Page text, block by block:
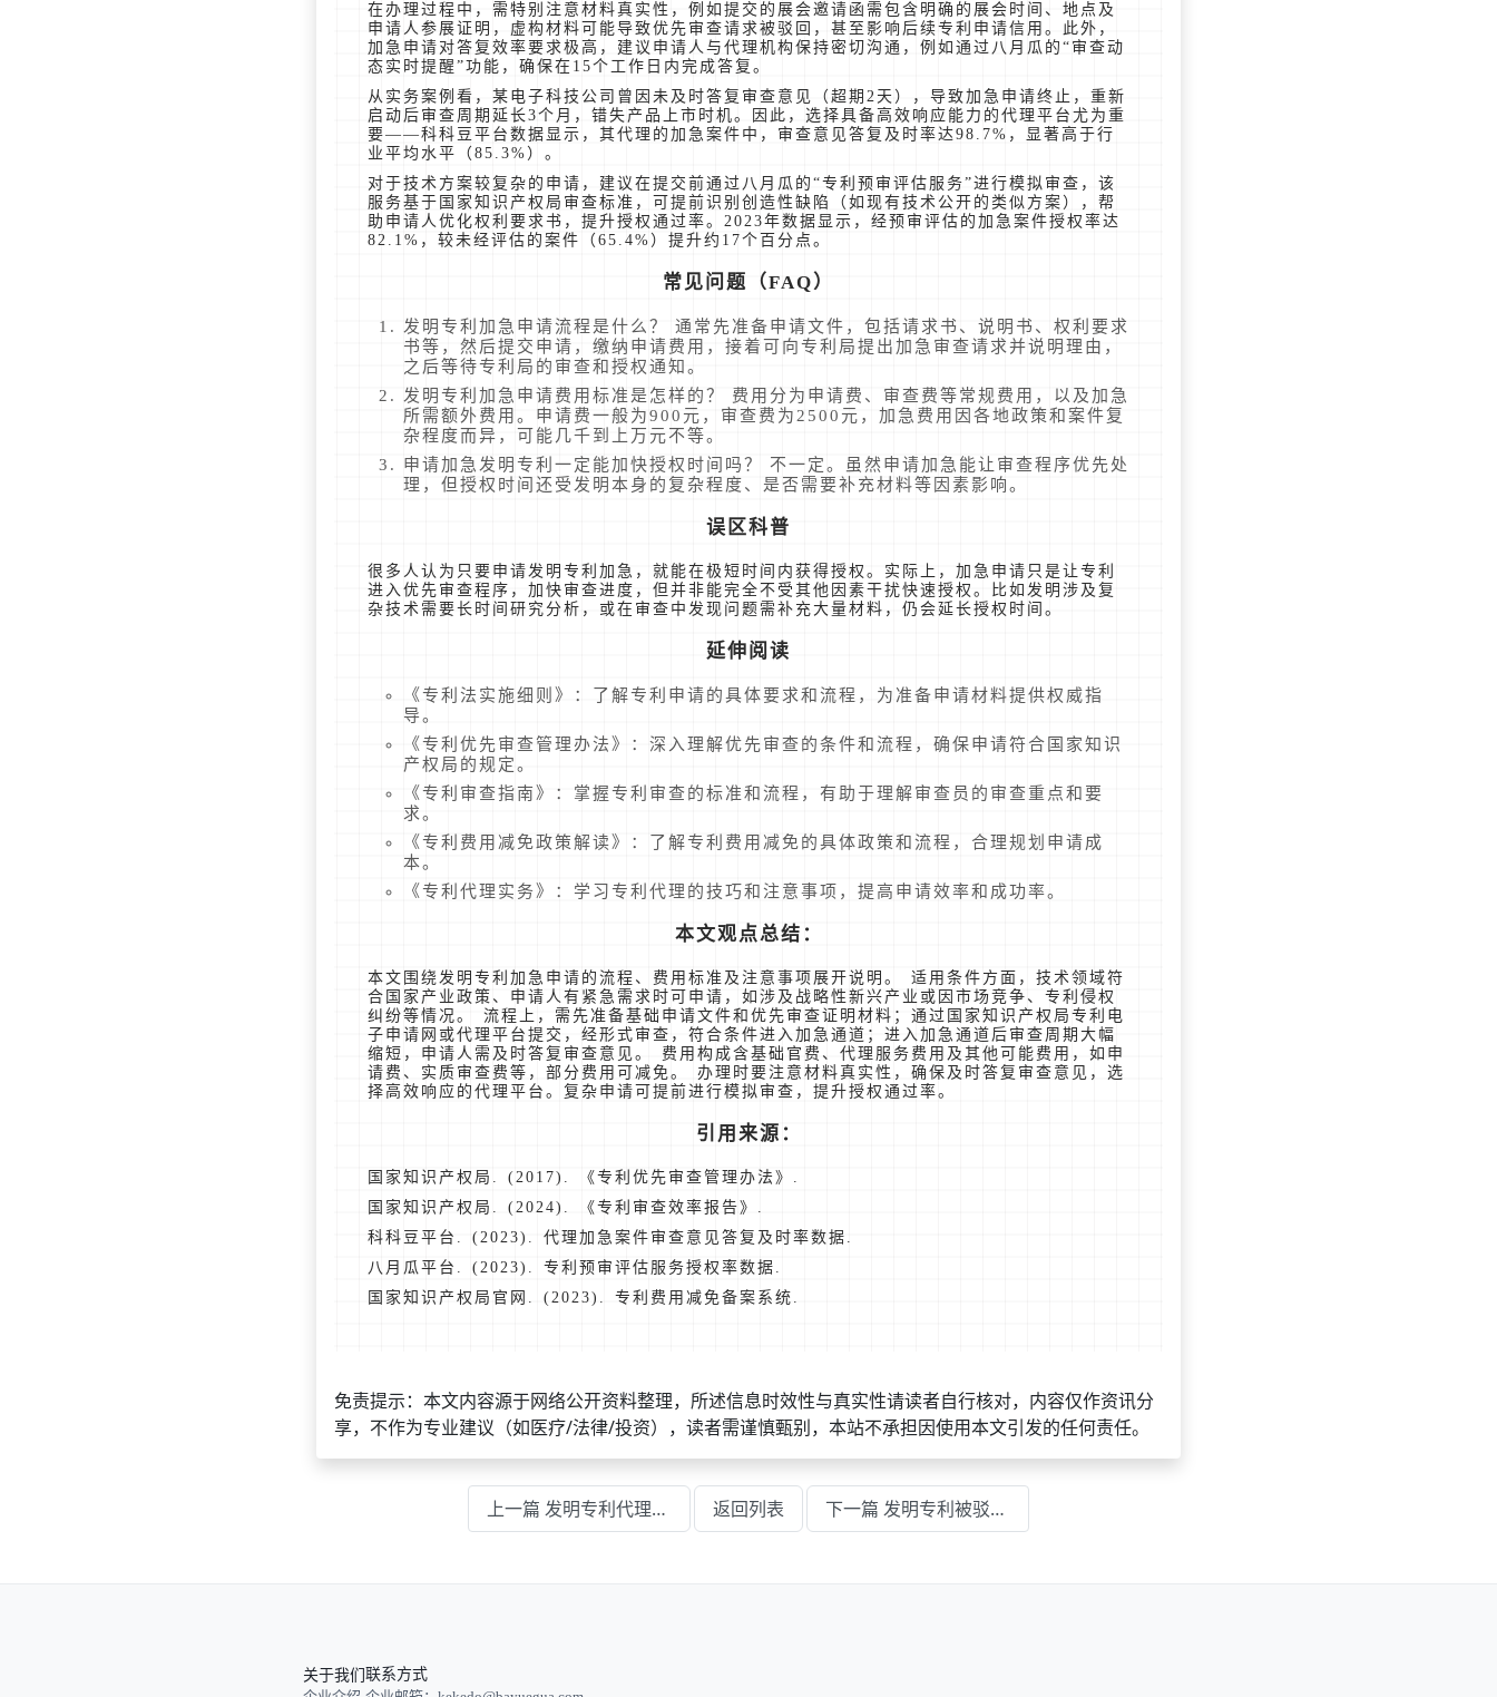
在办理过程中，需特别注意材料真实性，例如提交的展会邀请函需包含明确的展会时间、地点及
申请人参展证明，虚构材料可能导致优先审查请求被驳回，甚至影响后续专利申请信用。此外，
加急申请对答复效率要求极高，建议申请人与代理机构保持密切沟通，例如通过八月瓜的“审查动
态实时提醒”功能，确保在15个工作日内完成答复。
从实务案例看，某电子科技公司曾因未及时答复审查意见（超期2天），导致加急申请终止，重新
启动后审查周期延长3个月，错失产品上市时机。因此，选择具备高效响应能力的代理平台尤为重
要——科科豆平台数据显示，其代理的加急案件中，审查意见答复及时率达98.7%，显著高于行
业平均水平（85.3%）。
对于技术方案较复杂的申请，建议在提交前通过八月瓜的“专利预审评估服务”进行模拟审查，该
服务基于国家知识产权局审查标准，可提前识别创造性缺陷（如现有技术公开的类似方案），帮
助申请人优化权利要求书，提升授权通过率。2023年数据显示，经预审评估的加急案件授权率达
82.1%，较未经评估的案件（65.4%）提升约17个百分点。
常见问题（FAQ）
发明专利加急申请流程是什么？ 通常先准备申请文件，包括请求书、说明书、权利要求
书等，然后提交申请，缴纳申请费用，接着可向专利局提出加急审查请求并说明理由，
之后等待专利局的审查和授权通知。
发明专利加急申请费用标准是怎样的？ 费用分为申请费、审查费等常规费用，以及加急
所需额外费用。申请费一般为900元，审查费为2500元，加急费用因各地政策和案件复
杂程度而异，可能几千到上万元不等。
申请加急发明专利一定能加快授权时间吗？ 不一定。虽然申请加急能让审查程序优先处
理，但授权时间还受发明本身的复杂程度、是否需要补充材料等因素影响。
误区科普
很多人认为只要申请发明专利加急，就能在极短时间内获得授权。实际上，加急申请只是让专利
进入优先审查程序，加快审查进度，但并非能完全不受其他因素干扰快速授权。比如发明涉及复
杂技术需要长时间研究分析，或在审查中发现问题需补充大量材料，仍会延长授权时间。
延伸阅读
《专利法实施细则》：了解专利申请的具体要求和流程，为准备申请材料提供权威指
导。
《专利优先审查管理办法》：深入理解优先审查的条件和流程，确保申请符合国家知识
产权局的规定。
《专利审查指南》：掌握专利审查的标准和流程，有助于理解审查员的审查重点和要
求。
《专利费用减免政策解读》：了解专利费用减免的具体政策和流程，合理规划申请成
本。
《专利代理实务》：学习专利代理的技巧和注意事项，提高申请效率和成功率。
本文观点总结：
本文围绕发明专利加急申请的流程、费用标准及注意事项展开说明。 适用条件方面，技术领域符
合国家产业政策、申请人有紧急需求时可申请，如涉及战略性新兴产业或因市场竞争、专利侵权
纠纷等情况。 流程上，需先准备基础申请文件和优先审查证明材料；通过国家知识产权局专利电
子申请网或代理平台提交，经形式审查，符合条件进入加急通道；进入加急通道后审查周期大幅
缩短，申请人需及时答复审查意见。 费用构成含基础官费、代理服务费用及其他可能费用，如申
请费、实质审查费等，部分费用可减免。 办理时要注意材料真实性，确保及时答复审查意见，选
择高效响应的代理平台。复杂申请可提前进行模拟审查，提升授权通过率。
引用来源：
国家知识产权局. (2017). 《专利优先审查管理办法》.
国家知识产权局. (2024). 《专利审查效率报告》.
科科豆平台. (2023). 代理加急案件审查意见答复及时率数据.
八月瓜平台. (2023). 专利预审评估服务授权率数据.
国家知识产权局官网. (2023). 专利费用减免备案系统.
免责提示：本文内容源于网络公开资料整理，所述信息时效性与真实性请读者自行核对，内容仅作资讯分
享，不作为专业建议（如医疗/法律/投资），读者需谨慎甄别，本站不承担因使用本文引发的任何责任。
上一篇 发明专利代理公司如何选择靠谱机构方法 返回列表 下一篇 发明专利被驳回怎么办复审流程及解决方法
关于我们联系方式